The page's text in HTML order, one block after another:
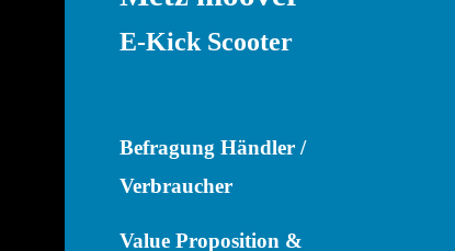
E‑Kick Scooter
Befra­gung Händ­ler /
Verbraucher
Value Propo­si­tion &